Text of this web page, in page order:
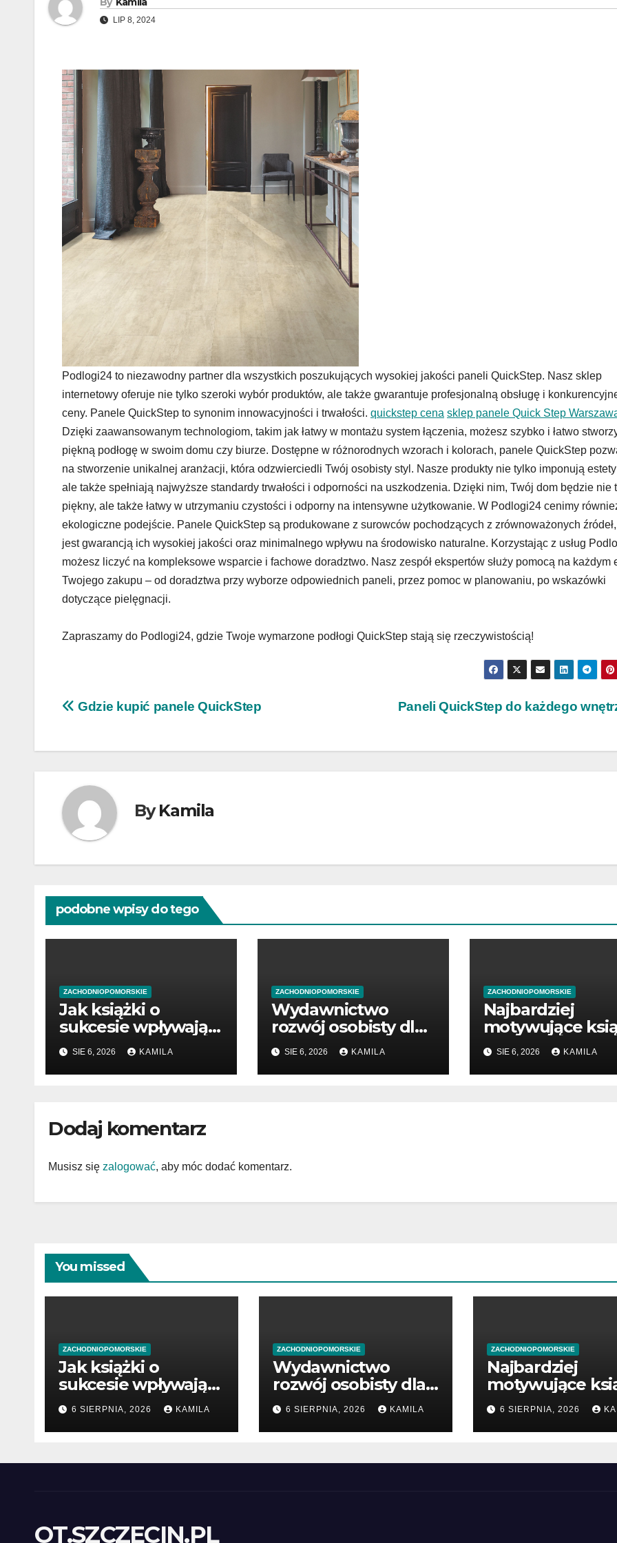
LIP 8, 2024
Podlogi24 to niezawodny partner dla wszystkich poszukujących wysokiej jakości paneli QuickStep. Nasz sklep
internetowy oferuje nie tylko szeroki wybór produktów, ale także gwarantuje profesjonalną obsługę i
ceny. Panele QuickStep to synonim innowacyjności i trwałości. quickstep cena sklep panele Quick Step
Dzięki zaawansowanym technologiom, takim jak łatwy w montażu system łączenia, możesz szybko i łatwo
piękną podłogę w swoim domu czy biurze. Dostępne w różnorodnych wzorach i kolorach, panele QuickStep
na stworzenie unikalnej aranżacji, która odzwierciedli Twój osobisty styl. Nasze produkty nie tylko imponują
ale także spełniają najwyższe standardy trwałości i odporności na uszkodzenia. Dzięki nim, Twój dom będzie nie
piękny, ale także łatwy w utrzymaniu czystości i odporny na intensywne użytkowanie. W Podlogi24 cenimy
ekologiczne podejście. Panele QuickStep są produkowane z surowców pochodzących z zrównoważonych
jest gwarancją ich wysokiej jakości oraz minimalnego wpływu na środowisko naturalne. Korzystając z usług
możesz liczyć na kompleksowe wsparcie i fachowe doradztwo. Nasz zespół ekspertów służy pomocą na każdym
Twojego zakupu – od doradztwa przy wyborze odpowiednich paneli, przez pomoc w planowaniu, po wskazówki
dotyczące pielęgnacji.
Zapraszamy do Podlogi24, gdzie Twoje wymarzone podłogi QuickStep stają się rzeczywistością!
Nawigacja
Paneli QuickStep do każdego
Gdzie kupić panele QuickStep
ByKamila
podobne wpisy do tego
ZACHODNIOPOMORSKIE
Jak książki o
sukcesie wpływają
na rozwój wiedzy
SIE 6, 2026 KAMILA
ZACHODNIOPOMORSKIE
Wydawnictwo
rozwój osobisty dla
początkujących
przedsiębiorców
SIE 6, 2026 KAMILA
ZACHODNIOPOMORSKIE
Najbardziej
motywujące
o biznesie
SIE 6, 2026 KAMILA
Dodaj komentarz
Musisz się zalogować, aby móc dodać komentarz.
You missed
ZACHODNIOPOMORSKIE
Jak książki o
sukcesie wpływają
na rozwój wiedzy
6 SIERPNIA, 2026 KAMILA
ZACHODNIOPOMORSKIE
Wydawnictwo
rozwój osobisty dla
początkujących
przedsiębiorców
6 SIERPNIA, 2026 KAMILA
ZACHODNIOPOMORSKIE
Najbardziej
motywujące
o biznesie
6 SIERPNIA, 2026
OT.SZCZECIN.PL